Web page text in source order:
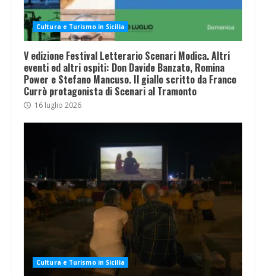
Cultura e Turismo in Sicilia
V edizione Festival Letterario Scenari Modica. Altri
eventi ed altri ospiti: Don Davide Banzato, Romina
Power e Stefano Mancuso. Il giallo scritto da Franco
Currò protagonista di Scenari al Tramonto
16 luglio 2026
Cultura e Turismo in Sicilia